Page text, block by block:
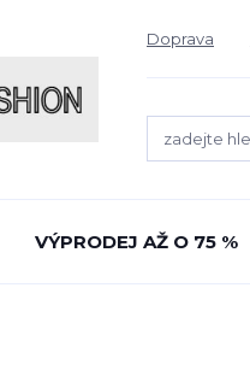
Doprava
VÝPRODEJ AŽ O 75 %